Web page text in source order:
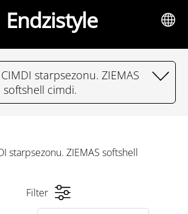
Endzistyle
CIMDI starpsezonu. ZIEMAS
softshell cimdi.
starpsezonu. ZIEMAS softshell
Filter